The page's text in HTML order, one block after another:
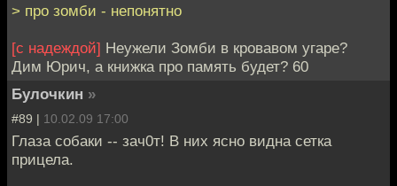
> про зомби - непонятно
[с надеждой] Неужели Зомби в кровавом угаре?
Дим Юрич, а книжка про память будет? 60
Булочкин »
#89 | 10.02.09 17:00
Глаза собаки -- зач0т! В них ясно видна сетка
прицела.